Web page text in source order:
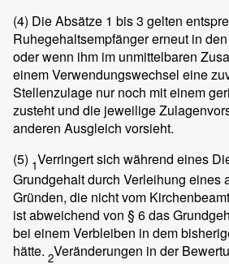
(4) Die Absätze 1 bis 3 gelten
Ruhegehaltsempfänger erneut in
oder wenn ihm im unmittelbaren
einem Verwendungswechsel eine
Stellenzulage nur noch mit einem
zusteht und die jeweilige
anderen Ausgleich vorsieht.
(5) 1Verringert sich während eines
Grundgehalt durch Verleihung eines
Gründen, die nicht vom
ist abweichend von § 6 das
bei einem Verbleiben in dem
hätte. 2Veränderungen in der